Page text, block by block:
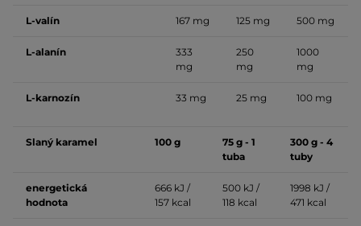
L-valín 167 mg 125 mg 500 mg
L-alanín
333
mg
250
mg
1000
mg
L-karnozín 33 mg 25 mg 100 mg
Slaný karamel 100 g
75 g - 1
tuba
300 g - 4
tuby
energetická
hodnota
666 kJ /
157 kcal
500 kJ /
118 kcal
1998 kJ /
471 kcal